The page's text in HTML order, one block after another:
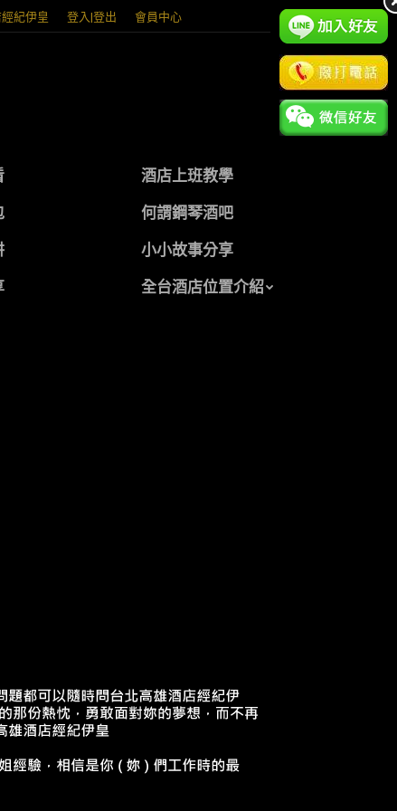
紀伊皇 登入|登出 會員中心
酒店上班教學
何謂鋼琴酒吧
小小故事分享
全台酒店位置介紹